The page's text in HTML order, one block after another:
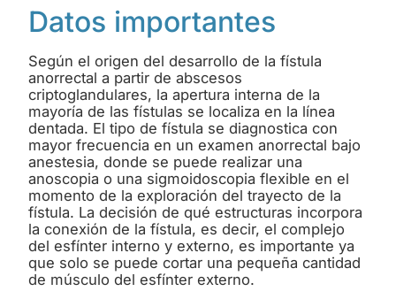
Datos importantes
Según el origen del desarrollo de la fístula
anorrectal a partir de abscesos
criptoglandulares, la apertura interna de la
mayoría de las fístulas se localiza en la línea
dentada. El tipo de fístula se diagnostica con
mayor frecuencia en un examen anorrectal bajo
anestesia, donde se puede realizar una
anoscopia o una sigmoidoscopia flexible en el
momento de la exploración del trayecto de la
fístula. La decisión de qué estructuras incorpora
la conexión de la fístula, es decir, el complejo
del esfínter interno y externo, es importante ya
que solo se puede cortar una pequeña cantidad
de músculo del esfínter externo.